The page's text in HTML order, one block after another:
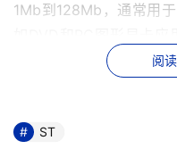
1Mb到128Mb，通常用
一；加密NOR闪存，即
的高端机顶盒应用。而且
阅
ST